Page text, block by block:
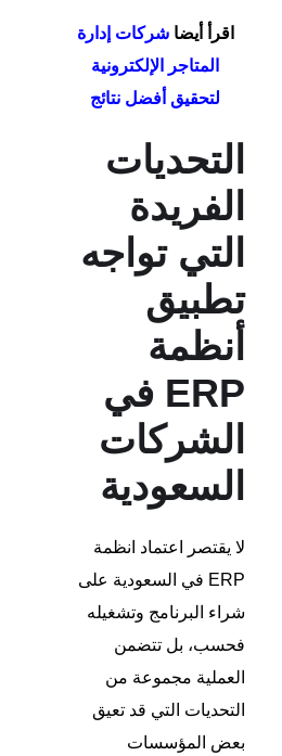
اقرأ أيضاشركات إدارة
المتاجر الإلكترونية
لتحقيق أفضل نتائج
التحديات
الفريدة
التي تواجه
تطبيق
أنظمة
ERP في
الشركات
السعودية
لا يقتصر اعتماد انظمة
ERP في السعودية على
شراء البرنامج وتشغيله
فحسب، بل تتضمن
العملية مجموعة من
التحديات التي قد تعيق
بعض المؤسسات